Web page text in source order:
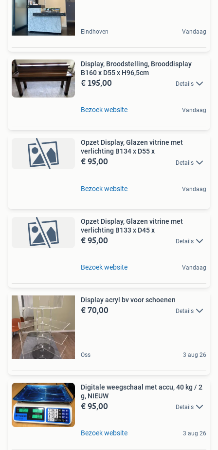
Eindhoven Vandaag
Display, Broodstelling, Brooddisplay
B160 x D55 x H96,5cm
€ 195,00 Details
Bezoek website Vandaag
Opzet Display, Glazen vitrine met
verlichting B134 x D55 x
€ 95,00 Details
Bezoek website Vandaag
Opzet Display, Glazen vitrine met
verlichting B133 x D45 x
€ 95,00 Details
Bezoek website Vandaag
Display acryl bv voor schoenen
€ 70,00 Details
Oss 3 aug 26
Digitale weegschaal met accu, 40 kg / 2
g, NIEUW
€ 95,00 Details
Bezoek website 3 aug 26